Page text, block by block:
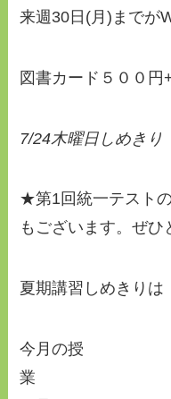
来週30日(月)までが
図書カード５００円
7/24木曜日しめきり
★第1回統一テスト
もございます。ぜひ
夏期講習しめきりは
今月の授
業